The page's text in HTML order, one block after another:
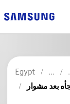
Egypt
بعد مشوار